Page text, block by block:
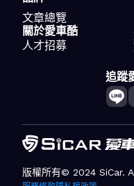
文章總覽
關於愛車酷
人才招募
追蹤
版權所有© 2024 SiCar.